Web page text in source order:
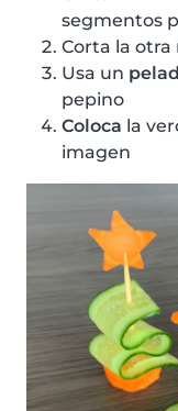
segmentos
Corta la otra
Usa un
pepino
Coloca la
imagen